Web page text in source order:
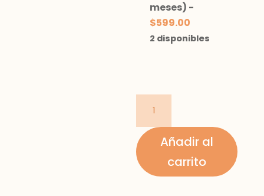
meses) -
$599.00
2 disponibles
con
suela
cantidadAñadir al
carrito